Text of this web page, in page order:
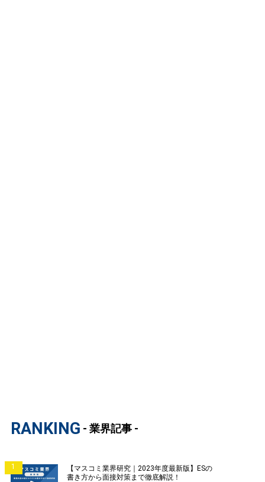
RANKING - 業界記事 -
1
【マスコミ業界研究｜2023年度最新版】ESの
書き方から面接対策まで徹底解説！